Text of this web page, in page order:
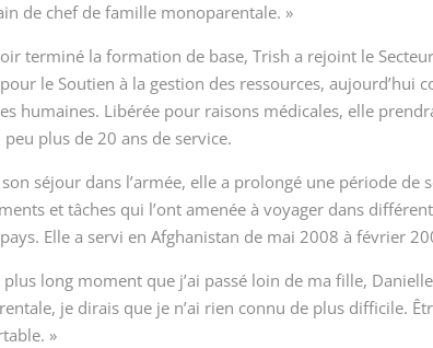
de chef de famille monoparentale. »
terminé la formation de base, Trish a rejoint le
le Soutien à la gestion des ressources, aujourd’hui
humaines. Libérée pour raisons médicales, elle
peu plus de 20 ans de service.
séjour dans l’armée, elle a prolongé une période de
et tâches qui l’ont amenée à voyager dans
Elle a servi en Afghanistan de mai 2008 à février
plus long moment que j’ai passé loin de ma fille,
je dirais que je n’ai rien connu de plus difficile.
»